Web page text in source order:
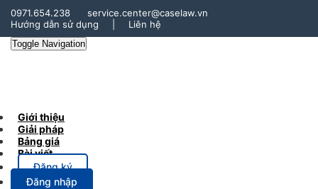
0971.654.238
service.center@caselaw.vn
Hướng dẫn sử dụng
Liên hệ
Toggle Navigation
Giới thiệu
Giải pháp
Bảng giá
Bài viết
Đăng ký
Đăng nhập